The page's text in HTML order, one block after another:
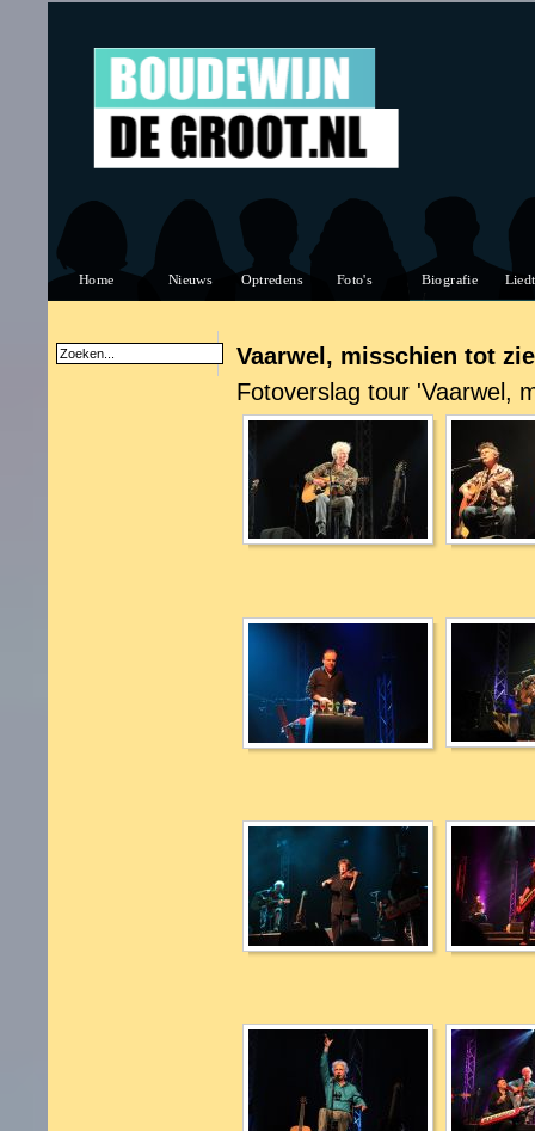
Vaarwel, misschien tot
Fotoverslag tour 'Vaarwel,